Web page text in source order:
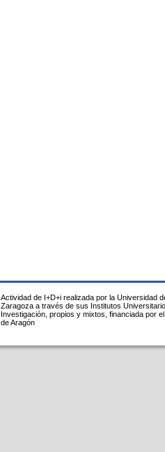
Actividad de I+D+i realizada por la Universidad
Zaragoza a través de sus Institutos
Investigación, propios y mixtos, financiada por
de Aragón